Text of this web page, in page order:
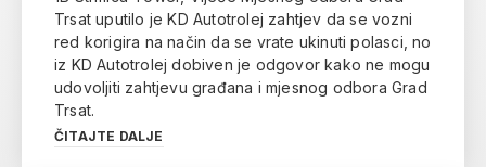
Trsat uputilo je KD Autotrolej zahtjev da se vozni
red korigira na način da se vrate ukinuti polasci, no
iz KD Autotrolej dobiven je odgovor kako ne mogu
udovoljiti zahtjevu građana i mjesnog odbora Grad
Trsat.
ČITAJTE DALJE